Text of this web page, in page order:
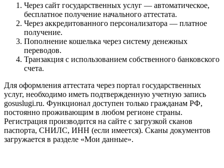
Через сайт государственных услуг — автоматическое,
бесплатное получение начального аттестата.
Через аккредитованного персонализатора — платное
получение.
Пополнение кошелька через систему денежных
переводов.
Транзакция с использованием собственного банковского
счета.
Для оформления аттестата через портал государственных
услуг, необходимо иметь подтвержденную учетную запись
gosuslugi.ru. Функционал доступен только гражданам РФ,
постоянно проживающим в любом регионе страны.
Регистрация производится на сайте с загрузкой сканов
паспорта, СНИЛС, ИНН (если имеется). Сканы документов
загружается в разделе «Мои данные».